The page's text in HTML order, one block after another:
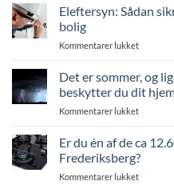
sat
på
altanen
bliv
til
Eleftersyn: Sådan
bolig
Kommentarer lukkettil
Sådan
sikrer
du
elektrisk
i
din
Det er sommer, og
beskytter du dit
Kommentarer lukkettil
og
lige
Er du én af de ca
Frederiksberg?
Kommentarer lukkettil